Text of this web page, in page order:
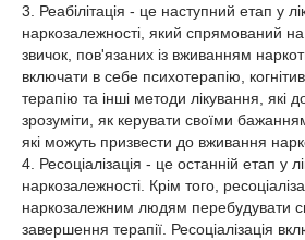
3. Реабілітація - це наступний етап у
наркозалежності, який спрямований на
звичок, пов'язаних із вживанням
включати в себе психотерапію,
терапію та інші методи лікування, які
зрозуміти, як керувати своїми
які можуть призвести до вживання
4. Ресоціалізація - це останній етап у
наркозалежності. Крім того,
наркозалежним людям перебудувати
завершення терапії. Ресоціалізація